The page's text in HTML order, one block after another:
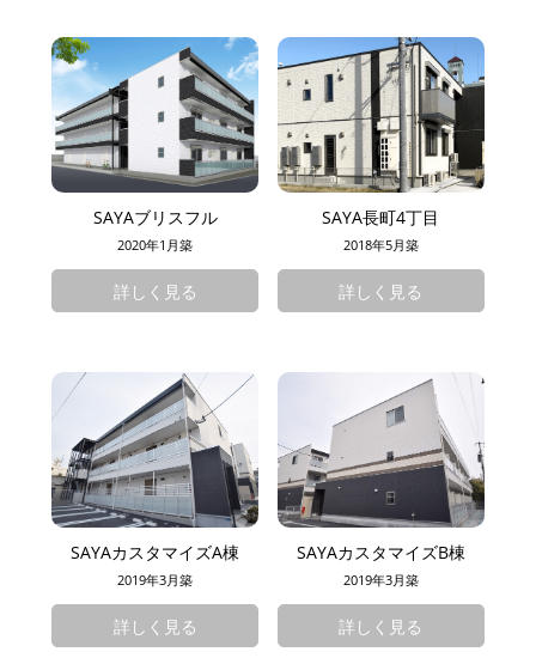
SAYAブリスフル
2020年1月築
詳しく見る
SAYA長町4丁目
2018年5月築
詳しく見る
SAYAカスタマイズA棟
2019年3月築
詳しく見る
SAYAカスタマイズB棟
2019年3月築
詳しく見る